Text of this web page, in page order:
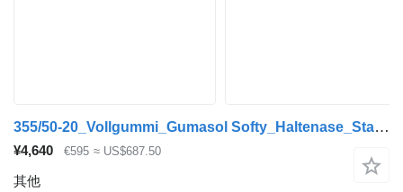
355/50-20_Vollgummi_Gumasol Softy_Haltenase_Staplerreifen_NEU
¥4,640 €595 ≈ US$687.50
其他